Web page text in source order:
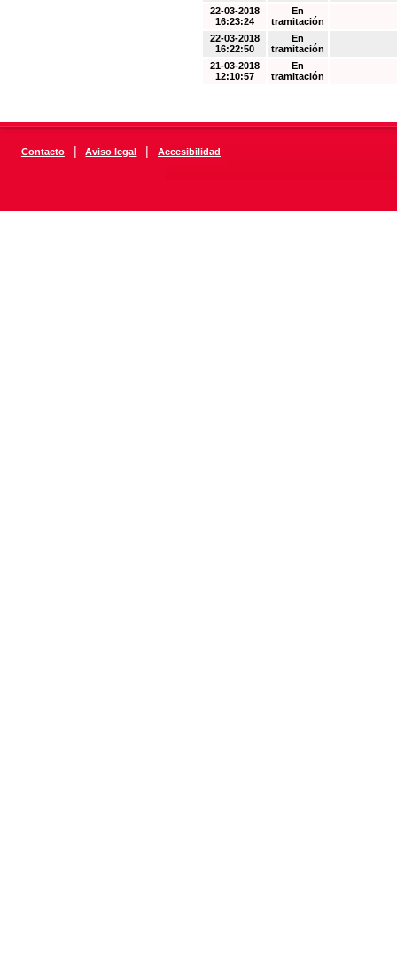
22-03-2018
16:23:24
En
tramitación
22-03-2018
16:22:50
En
tramitación
21-03-2018
12:10:57
En
tramitación
Contacto | Aviso legal | Accesibilidad